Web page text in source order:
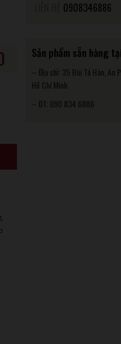
0908346886
Sản phẩm sẵn hàng
– Địa chỉ: 35 Bùi Tá Hán, An
Hồ Chí Minh
– ĐT: 090 834 6886